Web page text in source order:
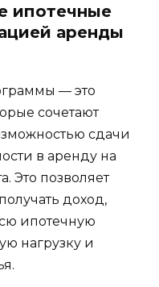
ипотечные
аренды
— это
сочетают
сдачи
в аренду на
Это позволяет
доход,
ипотечную
нагрузку и